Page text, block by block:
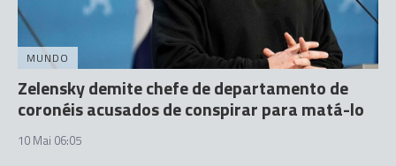
MUNDO
Zelensky demite chefe de departamento de
coronéis acusados de conspirar para matá-lo
10 Mai 06:05